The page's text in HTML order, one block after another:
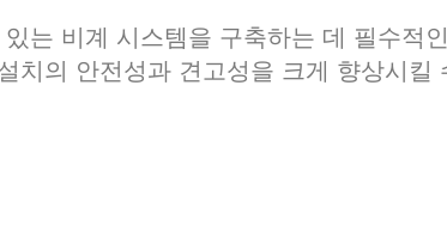
는 비계 시스템을 구축하는 데 필수적인
치의 안전성과 견고성을 크게 향상시킬